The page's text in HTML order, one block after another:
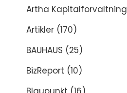
Artha Kapitalforvaltning
Artikler (170)
BAUHAUS (25)
BizReport (10)